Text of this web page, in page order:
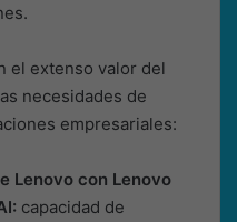
el extenso valor del
necesidades de
empresariales:
Lenovo con Lenovo
capacidad de